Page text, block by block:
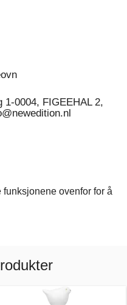
1-0004, FIGEEHAL 2,
ovenfor for å